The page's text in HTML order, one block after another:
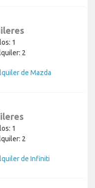
1
2
de Mazda
1
2
de Infiniti